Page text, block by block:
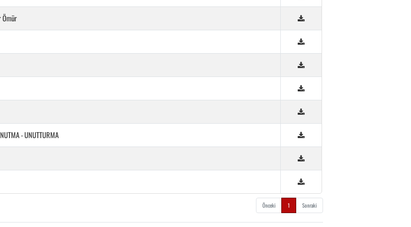
Ömür
- UNUTTURMA
Önceki 1 Sonraki